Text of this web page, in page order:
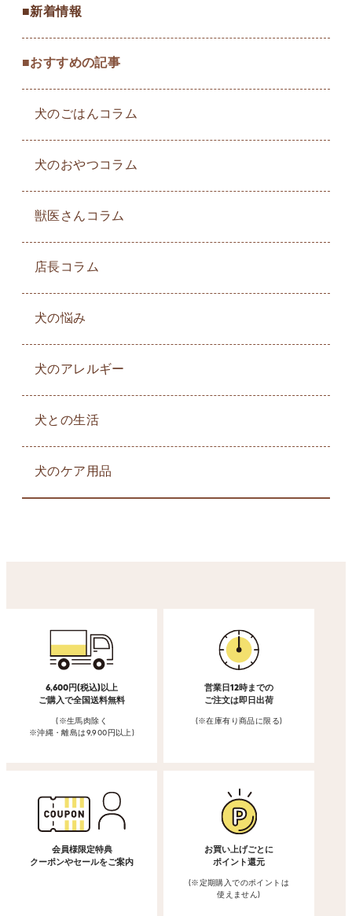
■新着情報
■おすすめの記事
犬のごはんコラム
犬のおやつコラム
獣医さんコラム
店長コラム
犬の悩み
犬のアレルギー
犬との生活
犬のケア用品
6,600円(税込)以上
ご購入で全国送料無料
(※生馬肉除く
※沖縄・離島は9,900円以上)
営業日12時までの
ご注文は即日出荷
(※在庫有り商品に限る)
会員様限定特典
クーポンやセールをご案内
お買い上げごとに
ポイント還元
(※定期購入でのポイントは
使えません)